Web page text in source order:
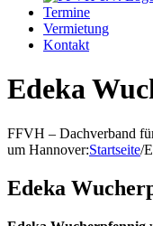
Termine
Vermietung
Kontakt
Edeka
FFVH – Dachverband
um Hannover:Startseite/
Edeka